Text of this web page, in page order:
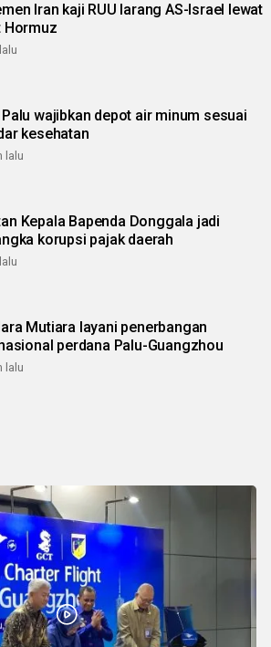
Iran kaji RUU larang AS-Israel lewat
Hormuz
wajibkan depot air minum sesuai
kesehatan
lalu
Kepala Bapenda Donggala jadi
korupsi pajak daerah
Mutiara layani penerbangan
perdana Palu-Guangzhou
lalu